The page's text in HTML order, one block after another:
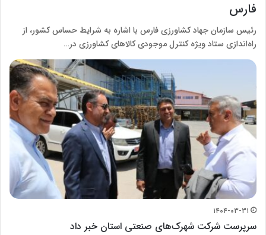
فارس
رئیس سازمان جهاد کشاورزی فارس با اشاره به شرایط حساس کشور، از
راه‌اندازی ستاد ویژه کنترل موجودی کالاهای کشاورزی در…
۱۴۰۴-۰۳-۳۱
سرپرست شرکت شهرک‌های صنعتی استان خبر داد